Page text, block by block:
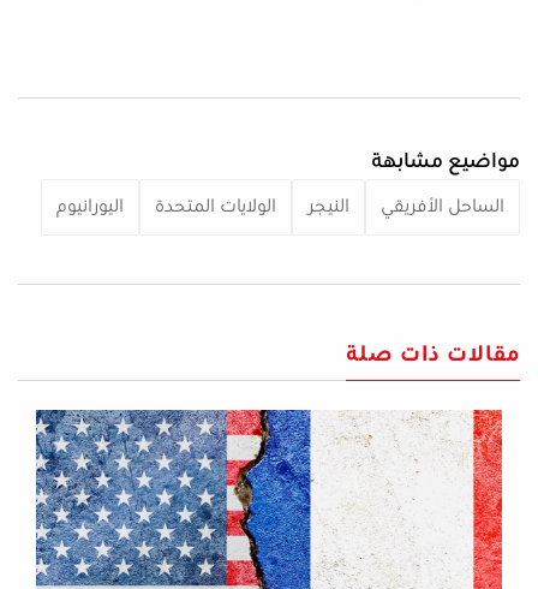
مواضيع مشابهة
الساحل الأفريقي النيجر الولايات المتحدة اليورانيوم
مقالات ذات صلة